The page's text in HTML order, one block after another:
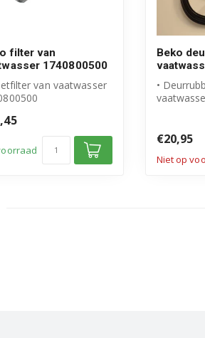
filter van
1740800500
van vaatwasser
filte...
Beko
•
€20,95
Niet op